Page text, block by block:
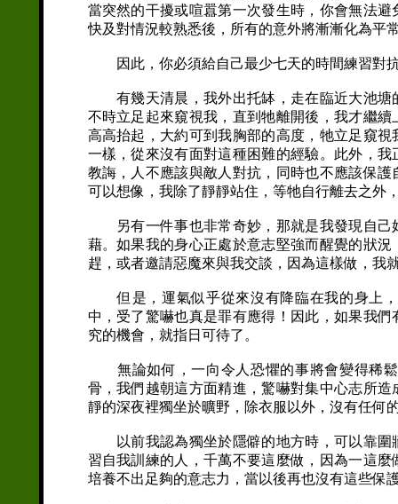
當突然的干擾或喧囂第一次發生時，你會無法
快及對情況較熟悉後，所有的意外將漸漸化為平
因此，你必須給自己最少七天的時間練習對
有幾天清晨，我外出托缽，走在臨近大池塘
不時立足起來窺視我，直到牠離開後，我才繼
高高抬起，大約可到我胸部的高度，牠立足窺
一樣，從來沒有面對這種困難的經驗。此外，
教誨，人不應該與敵人對抗，同時也不應該保
可以想像，我除了靜靜站住，等牠自行離去之外
另有一件事也非常奇妙，那就是我發現自己
藉。如果我的身心正處於意志堅強而醒覺的狀
趕，或者邀請惡魔來與我交談，因為這樣做，我
但是，運氣似乎從來沒有降臨在我的身上，
中，受了驚嚇也真是罪有應得！因此，如果我
究的機會，就指日可待了。
無論如何，一向令人恐懼的事將會變得稀鬆
骨，我們越朝這方面精進，驚嚇對集中心志所
靜的深夜裡獨坐於曠野，除衣服以外，沒有任何
以前我認為獨坐於隱僻的地方時，可以靠圍
習自我訓練的人，千萬不要這麼做，因為一這
培養不出足夠的意志力，當以後再也沒有這些保